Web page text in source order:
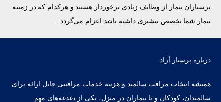
پرستاران بیمار از وظایف زیادی برخوردار هستند و هرکدام که در زمینه
بیمار شما تخصص بیشتری داشته باشد اعزام می‌گردد.
درباره پرستار آراد
همیشه انتخاب مراقب سالمند و هزینه خدمات مراقبتی قابل ارائه برای
سالمندان، کودکان و یا بیماران در منزل، یکی از دغدغه‌های مهم